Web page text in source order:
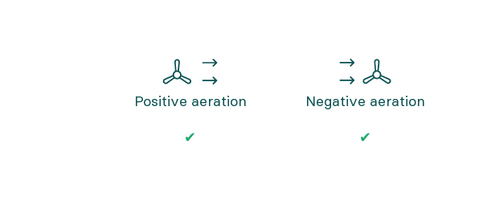
Positive aeration
✔
Negative aeration
✔